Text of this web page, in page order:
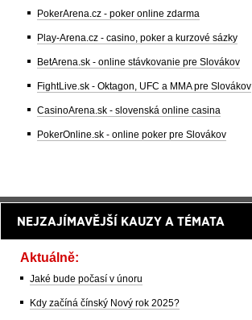
PokerArena.cz - poker online zdarma
Play-Arena.cz - casino, poker a kurzové sázky
BetArena.sk - online stávkovanie pre Slovákov
FightLive.sk - Oktagon, UFC a MMA pre Slovákov
CasinoArena.sk - slovenská online casina
PokerOnline.sk - online poker pre Slovákov
NEJZAJÍMAVĚJŠÍ KAUZY A TÉMATA
Aktuálně:
Jaké bude počasí v únoru
Kdy začíná čínský Nový rok 2025?